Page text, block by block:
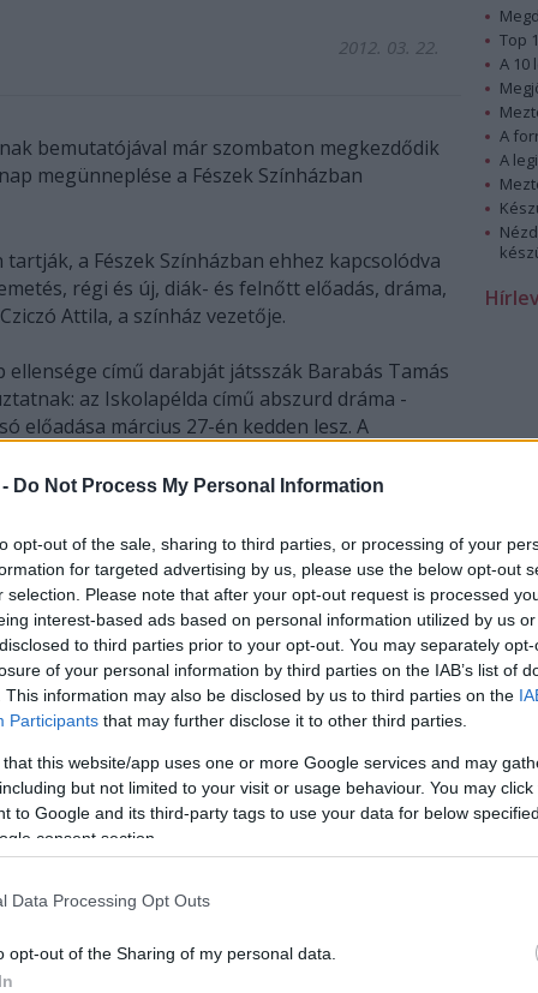
Do Not Process My Personal Information
opt-out of the sale, sharing to third parties, or processing of your
for targeted advertising by us, please use the below opt-out
selection. Please note that after your opt-out request is processed
interest-based ads based on personal information utilized by us
to third parties prior to your opt-out. You may separately
of your personal information by third parties on the IAB’s list of
This information may also be disclosed by us to third parties on the
Participants that may further disclose it to other third parties.
that this website/app uses one or more Google services and may
but not limited to your visit or usage behaviour. You may
to Google and its third-party tags to use your data for below
consent section.
Data Processing Opt Outs
opt-out of the Sharing of my personal data.
2012. 03. 22.
bemutatójával már szombaton megkezdődik
megünneplése a Fészek Színházban
a Fészek Színházban ehhez kapcsolódva
régi és új, diák- és felnőtt előadás, dráma,
Attila, a színház vezetője.
című darabját játsszák Barabás Tamás
az Iskolapélda című abszurd dráma -
előadása március 27-én kedden lesz. A
sikeresen játszott kamaszdrámát, amely
március 30-án láthatják a nézők.
Nem/más című diákelőadást, amely a
szól. A gyenge vagyok című klasszikus
a nézők Andai Kati főszereplésével. Az előadás
jelnyelvvel kommunikál, ehhez a társulat két
Ferenc nyújtott segítséget. Az előadásokat
drámatanárként pedig Cziczó Attila
színész van, aki tanulja a mesterséget, de
nem hivatás, hanem egyfajta örömszerzés
színvonalasan próbáljuk megvalósítani" -
diákszínházként alakult meg Agárdon.
jelentette, amikor a társulat 2009-ben
elnevezésű pályázatát, és két évadon keresztül
Fém című darabját. A társulat munkájában
részt.
Top
A 10
A
A